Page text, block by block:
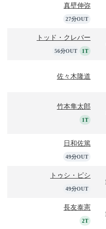
真壁伸弥
27分OUT
トッド・クレバー
56分OUT 1T
佐々木隆道
竹本隼太郎
1T
日和佐篤
49分OUT
トゥシ・ピシ
49分OUT
長友泰憲
2T